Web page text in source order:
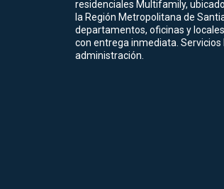
residenciales Multifamily,
la Región Metropolitana de
departamentos, oficinas y
con entrega inmediata. Servicios
administración.